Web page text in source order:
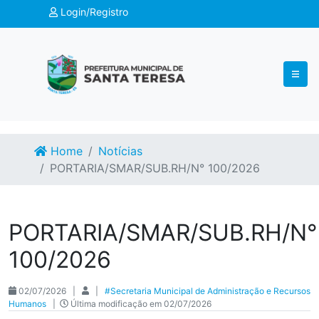
Login/Registro
Home
Notícias
PORTARIA/SMAR/SUB.RH/N° 100/2026
PORTARIA/SMAR/SUB.RH/N°
100/2026
02/07/2026 |
#Secretaria Municipal de Administração e Recursos
Humanos
Última modificação em 02/07/2026